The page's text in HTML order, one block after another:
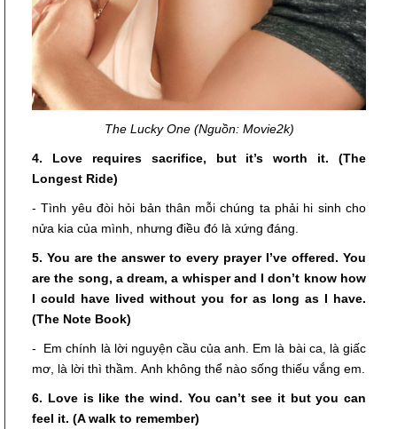
The Lucky One (Nguồn: Movie2k)
4. Love requires sacrifice, but it’s worth it. (The
Longest Ride)
- Tình yêu đòi hỏi bản thân mỗi chúng ta phải hi sinh cho
nửa kia của mình, nhưng điều đó là xứng đáng.
5. You are the answer to every prayer I’ve offered. You
are the song, a dream, a whisper and I don’t know how
I could have lived without you for as long as I have.
(The Note Book)
- Em chính là lời nguyện cầu của anh. Em là bài ca, là giấc
mơ, là lời thì thầm. Anh không thể nào sống thiếu vắng em.
6. Love is like the wind. You can’t see it but you can
feel it. (A walk to remember)